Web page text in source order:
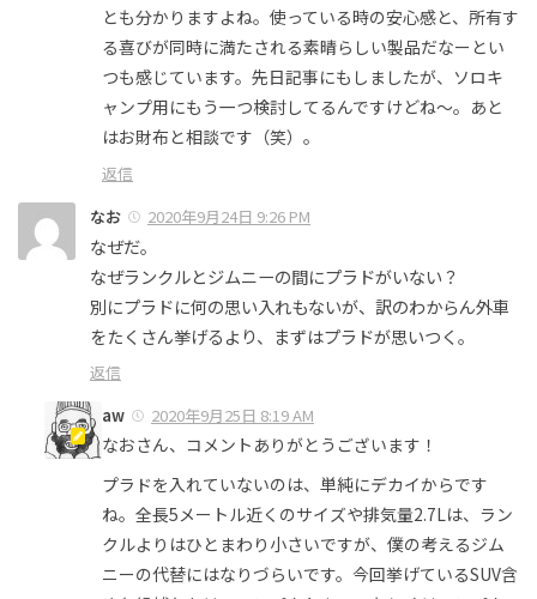
とも分かりますよね。使っている時の安心感と、所有す
る喜びが同時に満たされる素晴らしい製品だなーとい
つも感じています。先日記事にもしましたが、ソロキ
ャンプ用にもう一つ検討してるんですけどね〜。あと
はお財布と相談です（笑）。
返信
なお
2020年9月24日 9:26 PM
なぜだ。
なぜランクルとジムニーの間にプラドがいない？
別にプラドに何の思い入れもないが、訳のわからん外車
をたくさん挙げるより、まずはプラドが思いつく。
返信
aw
2020年9月25日 8:19 AM
なおさん、コメントありがとうございます！
プラドを入れていないのは、単純にデカイからです
ね。全長5メートル近くのサイズや排気量2.7Lは、ラン
クルよりはひとまわり小さいですが、僕の考えるジム
ニーの代替にはなりづらいです。今回挙げているSUV含